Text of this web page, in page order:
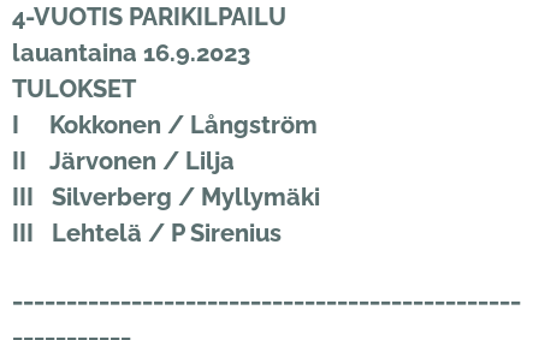
4-VUOTIS PARIKILPAILU
lauantaina 16.9.2023
TULOKSET
I Kokkonen / Långström
II Järvonen / Lilja
III Silverberg / Myllymäki
III Lehtelä / P Sirenius